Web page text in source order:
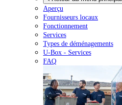
Aperçu
Fournisseurs locaux
Fonctionnement
Services
Types de déménagements
U-Box - Services
FAQ